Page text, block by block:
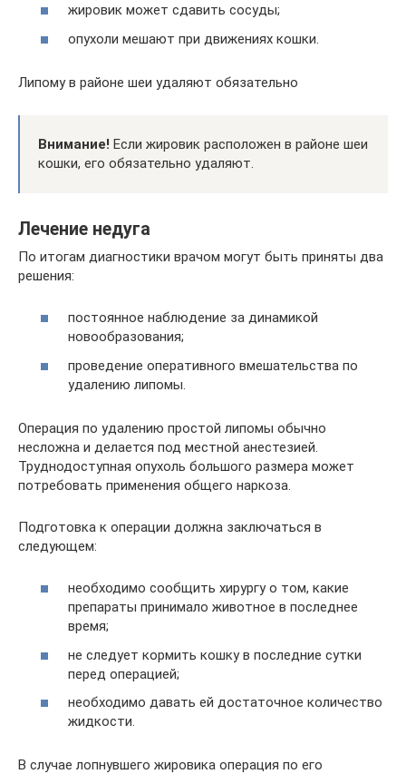
жировик может сдавить сосуды;
опухоли мешают при движениях кошки.
Липому в районе шеи удаляют обязательно
Внимание! Если жировик расположен в районе шеи
кошки, его обязательно удаляют.
Лечение недуга
По итогам диагностики врачом могут быть приняты два
решения:
постоянное наблюдение за динамикой
новообразования;
проведение оперативного вмешательства по
удалению липомы.
Операция по удалению простой липомы обычно
несложна и делается под местной анестезией.
Труднодоступная опухоль большого размера может
потребовать применения общего наркоза.
Подготовка к операции должна заключаться в
следующем:
необходимо сообщить хирургу о том, какие
препараты принимало животное в последнее
время;
не следует кормить кошку в последние сутки
перед операцией;
необходимо давать ей достаточное количество
жидкости.
В случае лопнувшего жировика операция по его